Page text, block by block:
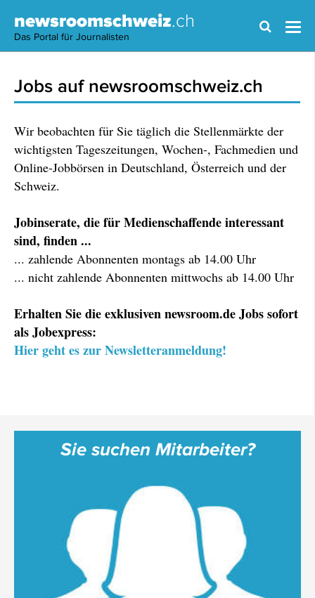
newsroomschweiz.ch
Das Portal für Journalisten
Jobs auf newsroomschweiz.ch
Wir beobachten für Sie täglich die Stellenmärkte der
wichtigsten Tageszeitungen, Wochen-, Fachmedien und
Online-Jobbörsen in Deutschland, Österreich und der
Schweiz.
Jobinserate, die für Medienschaffende interessant
sind, finden ...
... zahlende Abonnenten montags ab 14.00 Uhr
... nicht zahlende Abonnenten mittwochs ab 14.00 Uhr
Erhalten Sie die exklusiven newsroom.de Jobs sofort
als Jobexpress:
Hier geht es zur Newsletteranmeldung!
Sie suchen Mitarbeiter?